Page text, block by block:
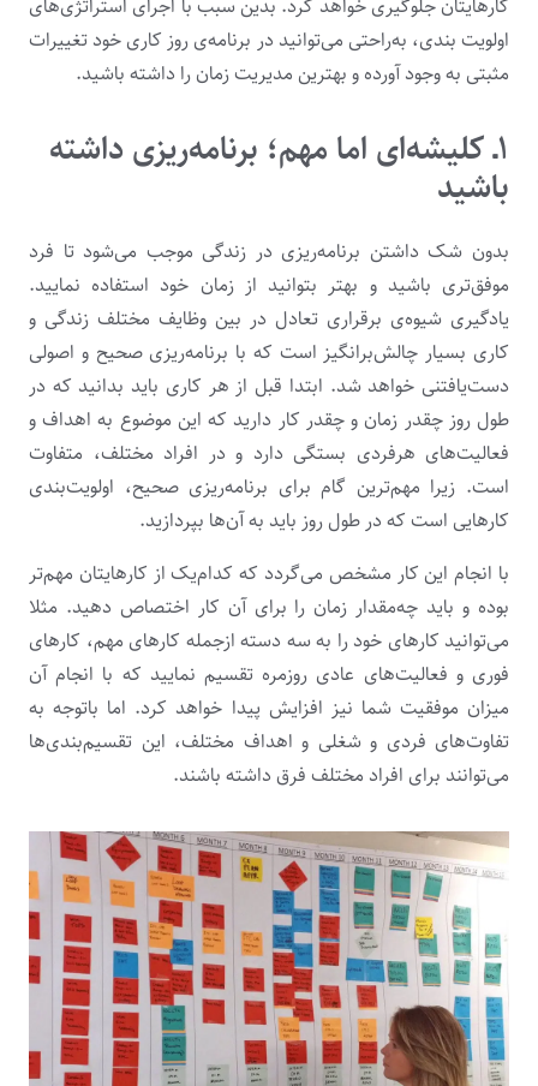
کارهایتان جلوگیری خواهد کرد. بدین سبب با اجرای استراتژی‌های
اولویت ‌بندی، به‌راحتی می‌توانید در برنامه‌ی روز کاری خود تغییرات
مثبتی به وجود آورده و بهترین مدیریت زمان را داشته باشید.
۱ـ کلیشه‌ای اما مهم؛ برنامه‌ریزی داشته
باشید
بدون شک داشتن برنامه‌ریزی در زندگی موجب می‌شود تا فرد
موفق‌تری باشید و بهتر بتوانید از زمان خود استفاده نمایید.
یادگیری شیوه‌ی برقراری تعادل در بین وظایف مختلف زندگی و
کاری بسیار چالش‌برانگیز است که با برنامه‌ریزی صحیح و اصولی
دست‌یافتنی خواهد شد. ابتدا قبل از هر کاری باید بدانید که در
طول روز چقدر زمان و چقدر کار دارید که این موضوع به اهداف و
فعالیت‌های هرفردی بستگی دارد و در افراد مختلف، متفاوت
است. زیرا مهم‌ترین گام برای برنامه‌ریزی صحیح، اولویت‌بندی
کارهایی است که در طول روز باید به آن‌ها بپردازید.
با انجام این کار مشخص می‌گردد که کدام‌یک از کارهایتان مهم‌تر
بوده و باید چه‌مقدار زمان را برای آن کار اختصاص دهید. مثلا
می‌توانید کارهای خود را به سه دسته ازجمله کارهای مهم، کارهای
فوری و فعالیت‌های عادی روزمره تقسیم نمایید که با انجام آن
میزان موفقیت شما نیز افزایش پیدا خواهد کرد. اما باتوجه به
تفاوت‌های فردی و شغلی و اهداف مختلف، این تقسیم‌بندی‌ها
می‌توانند برای افراد مختلف فرق داشته باشند.